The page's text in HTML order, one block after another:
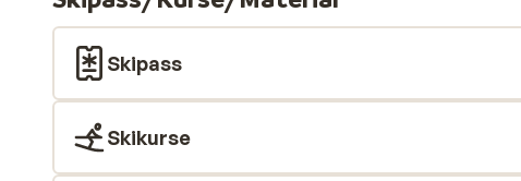
Skipass
Skikurse